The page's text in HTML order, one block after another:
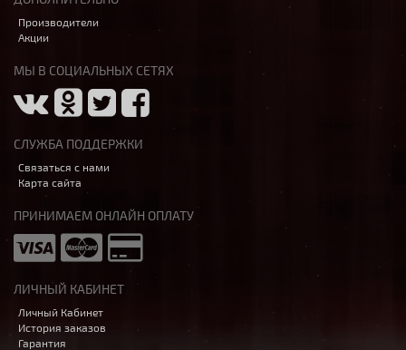
Производители
Акции
МЫ В СОЦИАЛЬНЫХ СЕТЯХ
СЛУЖБА ПОДДЕРЖКИ
Связаться с нами
Карта сайта
ПРИНИМАЕМ ОНЛАЙН ОПЛАТУ
ЛИЧНЫЙ КАБИНЕТ
Личный Кабинет
История заказов
Гарантия